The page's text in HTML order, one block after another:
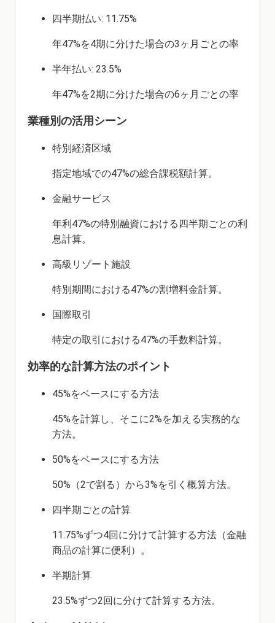
四半期払い: 11.75%
年47%を4期に分けた場合の3ヶ月ごとの率
半年払い: 23.5%
年47%を2期に分けた場合の6ヶ月ごとの率
業種別の活用シーン
特別経済区域
指定地域での47%の総合課税額計算。
金融サービス
年利47%の特別融資における四半期ごとの利
息計算。
高級リゾート施設
特別期間における47%の割増料金計算。
国際取引
特定の取引における47%の手数料計算。
効率的な計算方法のポイント
45%をベースにする方法
45%を計算し、そこに2%を加える実務的な
方法。
50%をベースにする方法
50%（2で割る）から3%を引く概算方法。
四半期ごとの計算
11.75%ずつ4回に分けて計算する方法（金融
商品の計算に便利）。
半期計算
23.5%ずつ2回に分けて計算する方法。